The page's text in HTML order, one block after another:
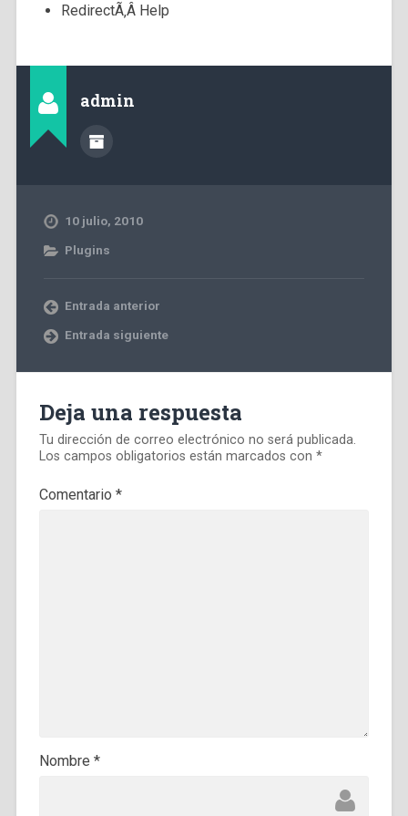
RedirectÃ‚Â Help
admin
10 julio, 2010
Plugins
Entrada anterior
Entrada siguiente
Deja una respuesta
Tu dirección de correo electrónico no será publicada.
Los campos obligatorios están marcados con *
Comentario *
Nombre *